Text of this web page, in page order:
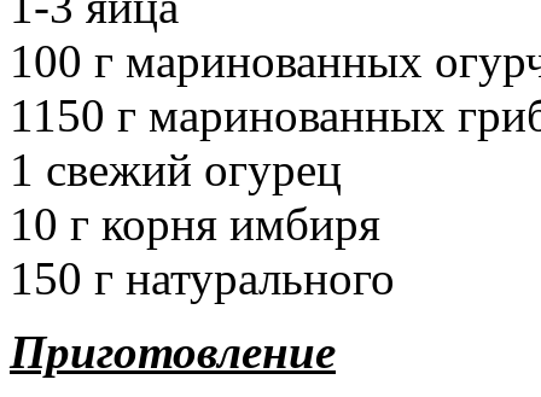
100 г маринованных
1150 г маринованных
1 свежий огурец
10 г корня имбиря
150 г натурального
Приготовление